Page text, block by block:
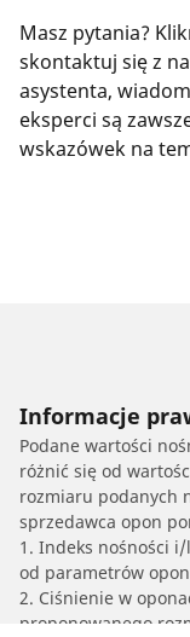
Masz pytania?
skontaktuj się z
asystenta,
eksperci są
wskazówek na
Informacje
Podane wartości
różnić się od
rozmiaru podanych
sprzedawca opon
1. Indeks nośności
od parametrów
2. Ciśnienie w
proponowanego